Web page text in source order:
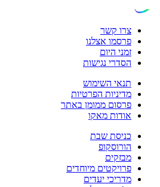
צרו קשר
פרסמו אצלנו
זמני היום
הסדרי נגישות
תנאי השימוש
מדיניות הפרטיות
פרסום ממומן באתר
אודות מאקו
כניסת שבת
הורוסקופ
מבזקים
פרויקטים מיוחדים
מדריכי יעדים